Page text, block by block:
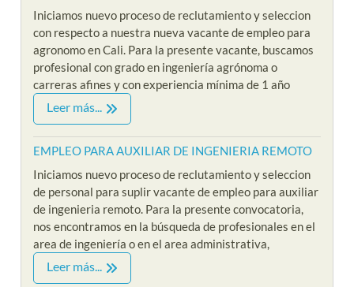
Iniciamos nuevo proceso de reclutamiento y seleccion
con respecto a nuestra nueva vacante de empleo para
agronomo en Cali. Para la presente vacante, buscamos
profesional con grado en ingeniería agrónoma o
carreras afines y con experiencia mínima de 1 año
Leer más...
EMPLEO PARA AUXILIAR DE INGENIERIA REMOTO
Iniciamos nuevo proceso de reclutamiento y seleccion
de personal para suplir vacante de empleo para auxiliar
de ingenieria remoto. Para la presente convocatoria,
nos encontramos en la búsqueda de profesionales en el
area de ingeniería o en el area administrativa,
Leer más...